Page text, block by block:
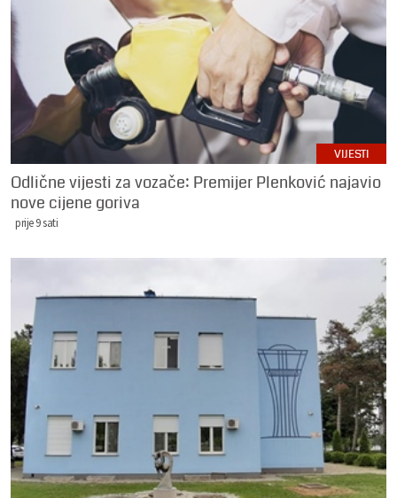
VIJESTI
Odlične vijesti za vozače: Premijer Plenković najavio
nove cijene goriva
prije 9 sati